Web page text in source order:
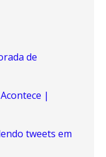
de
|
tweets em